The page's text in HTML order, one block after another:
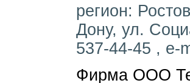
регион:
Дону, ул.
537-44-45 , e-
Фирма ООО